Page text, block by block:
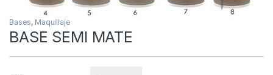
Bases, Maquillaje
BASE SEMI MATE